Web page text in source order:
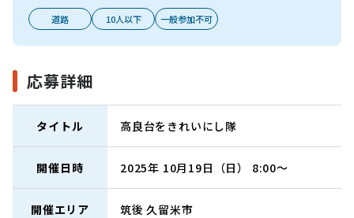
道路 10人以下 一般参加不可
応募詳細
タイトル 高良台をきれいにし隊
開催日時 2025年 10月19日（日） 8:00～
開催エリア 筑後 久留米市